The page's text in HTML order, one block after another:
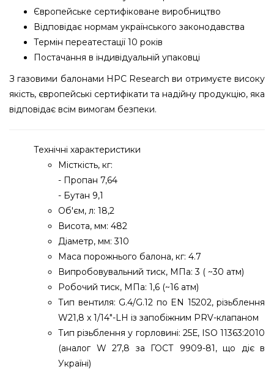
Європейське сертифіковане виробництво
Відповідає нормам українського законодавства
Термін переатестації 10 років
Постачання в індивідуальній упаковці
З газовими балонами HPC Research ви отримуєте високу
якість, європейські сертифікати та надійну продукцію, яка
відповідає всім вимогам безпеки.
Технічні характеристики
Місткість, кг:
- Пропан 7,64
- Бутан 9,1
Об'єм, л: 18,2
Висота, мм: 482
Діаметр, мм: 310
Маса порожнього балона, кг: 4.7
Випробовувальний тиск, МПа: 3 ( ~30 атм)
Робочий тиск, МПа: 1,6 (~16 атм)
Тип вентиля: G.4/G.12 по EN 15202, різьблення
W21,8 x 1/14"-LH із запобіжним PRV-клапаном
Тип різьблення у горловині: 25Е, ISO 11363:2010
(аналог W 27,8 за ГОСТ 9909-81, що діє в
Україні)